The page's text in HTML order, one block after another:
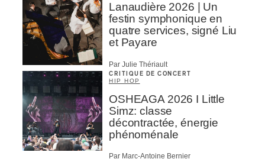
Lanaudière 2026 | Un
festin symphonique en
quatre services, signé Liu
et Payare
Par Julie Thériault
CRITIQUE DE CONCERT
HIP HOP
OSHEAGA 2026 I Little
Simz: classe
décontractée, énergie
phénoménale
Par Marc-Antoine Bernier